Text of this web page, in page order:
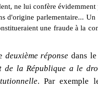
ne lui confère
d'origine parlementaire... Un
une fraude à la
deuxième réponse dans
de la République a le
. Par exemple